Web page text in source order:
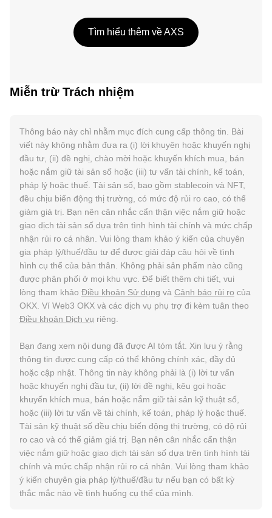
Tìm hiểu thêm về AXS
Miễn trừ Trách nhiệm
Thông báo này chỉ nhằm mục đích cung cấp thông tin. Bài
viết này không nhằm đưa ra (i) lời khuyên hoặc khuyến nghị
đầu tư, (ii) đề nghị, chào mời hoặc khuyến khích mua, bán
hoặc nắm giữ tài sản số hoặc (iii) tư vấn tài chính, kế toán,
pháp lý hoặc thuế. Tài sản số, bao gồm stablecoin và NFT,
đều chịu biến động thị trường, có mức độ rủi ro cao, có thể
giảm giá trị. Bạn nên cân nhắc cẩn thận việc nắm giữ hoặc
giao dịch tài sản số dựa trên tình hình tài chính và mức chấp
nhận rủi ro cá nhân. Vui lòng tham khảo ý kiến của chuyên
gia pháp lý/thuế/đầu tư để được giải đáp câu hỏi về tình
hình cụ thể của bản thân. Không phải sản phẩm nào cũng
được phân phối ở mọi khu vực. Để biết thêm chi tiết, vui
lòng tham khảo Điều khoản Sử dụng và Cảnh báo rủi ro của
OKX. Ví Web3 OKX và các dịch vụ phụ trợ đi kèm tuân theo
Điều khoản Dịch vụ riêng.
Bạn đang xem nội dung đã được AI tóm tắt. Xin lưu ý rằng
thông tin được cung cấp có thể không chính xác, đầy đủ
hoặc cập nhật. Thông tin này không phải là (i) lời tư vấn
hoặc khuyến nghị đầu tư, (ii) lời đề nghị, kêu gọi hoặc
khuyến khích mua, bán hoặc nắm giữ tài sản kỹ thuật số,
hoặc (iii) lời tư vấn về tài chính, kế toán, pháp lý hoặc thuế.
Tài sản kỹ thuật số đều chịu biến động thị trường, có độ rủi
ro cao và có thể giảm giá trị. Bạn nên cân nhắc cẩn thận
việc nắm giữ hoặc giao dịch tài sản số dựa trên tình hình tài
chính và mức chấp nhận rủi ro cá nhân. Vui lòng tham khảo
ý kiến chuyên gia pháp lý/thuế/đầu tư nếu bạn có bất kỳ
thắc mắc nào về tình huống cụ thể của mình.